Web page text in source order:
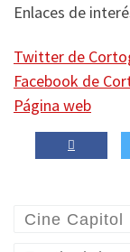
Enlaces de
Twitter de
Facebook de
Página web
Cine Capitol